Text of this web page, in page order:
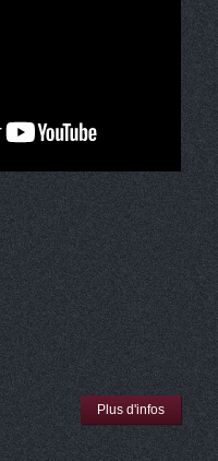
Plus d'infos